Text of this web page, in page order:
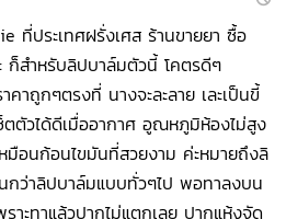
ที่ประเทศฝรั่งเศส ร้านขายยา ซื้อ
สำหรับลิปบาล์มตัวนี้ โคตรดีๆ
าถูกๆตรงที่ นางจะละลาย เละเป็นขี้
ตตัวได้ดีเมื่ออากาศ อูณหภูมิห้องไม่สูง
มือนก้อนไขมันที่สวยงาม ค่ะหมายถึงลิ
กว่าลิปบาล์มแบบทั่วๆไป พอทาลงบน
าะทาแล้วปากไม่แตกเลย ปากแห้งจัด